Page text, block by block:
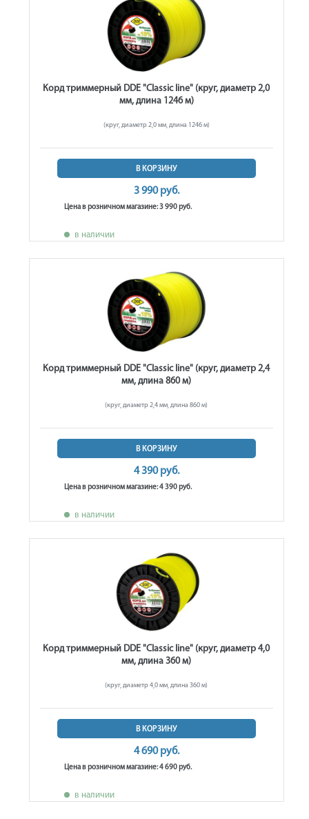
Корд триммерный DDE "Classic line" (круг, диаметр 2,0
мм, длина 1246 м)
(круг, диаметр 2,0 мм, длина 1246 м)
В КОРЗИНУ
3 990 руб.
Цена в розничном магазине: 3 990 руб.
в наличии
Корд триммерный DDE "Classic line" (круг, диаметр 2,4
мм, длина 860 м)
(круг, диаметр 2,4 мм, длина 860 м)
В КОРЗИНУ
4 390 руб.
Цена в розничном магазине: 4 390 руб.
в наличии
Корд триммерный DDE "Classic line" (круг, диаметр 4,0
мм, длина 360 м)
(круг, диаметр 4,0 мм, длина 360 м)
В КОРЗИНУ
4 690 руб.
Цена в розничном магазине: 4 690 руб.
в наличии